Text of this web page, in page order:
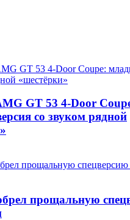
GT 53 4-Door
со звуком рядной
прощальную